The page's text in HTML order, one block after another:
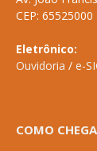
CEP: 65525000
Eletrônico:
Ouvidoria / e-
COMO